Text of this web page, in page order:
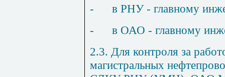
-
в РНУ - главному
-
в ОАО - главному
2.3. Для контроля за
магистральных